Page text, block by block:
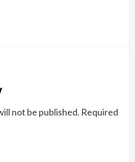
not be published. Required